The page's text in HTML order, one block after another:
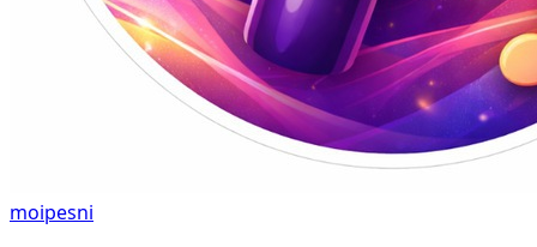
moipesni